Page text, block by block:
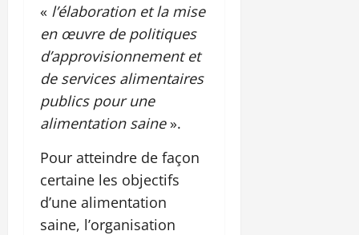
« l’élaboration et la mise
en œuvre de politiques
d’approvisionnement et
de services alimentaires
publics pour une
alimentation saine».
Pour atteindre de façon
certaine les objectifs
d’une alimentation
saine, l’organisation